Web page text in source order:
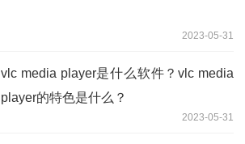
2023-05-31
vlc media player是什么软件？vlc media
player的特色是什么？
2023-05-31